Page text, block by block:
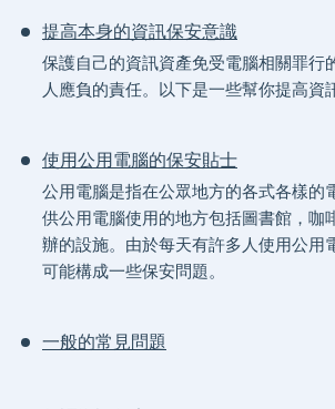
提高本身的資訊保安意識
保護自己的資訊資產免受電腦相關罪行
人應負的責任。以下是一些幫你提高資
使用公用電腦的保安貼士
公用電腦是指在公眾地方的各式各樣的
供公用電腦使用的地方包括圖書館，咖
辦的設施。由於每天有許多人使用公用
可能構成一些保安問題。
一般的常見問題